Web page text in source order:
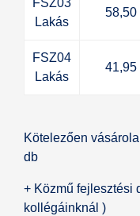
Lakás
58,50
FSZ04
Lakás
41,95
Kötelezően
db
+ Közmű fejlesztési
kollégáinknál )